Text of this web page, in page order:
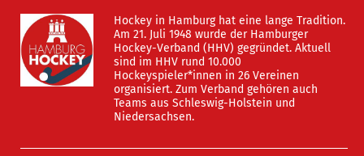
Hockey in Hamburg hat eine lange Tradition.
Am 21. Juli 1948 wurde der Hamburger
Hockey-Verband (HHV) gegründet. Aktuell
sind im HHV rund 10.000
Hockeyspieler*innen in 26 Vereinen
organisiert. Zum Verband gehören auch
Teams aus Schleswig-Holstein und
Niedersachsen.